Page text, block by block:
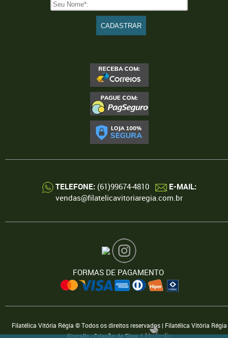
TELEFONE:(61)99674-4810
E-MAIL:
vendas@filatelicavitoriaregia.com.br
FORMAS DE PAGAMENTO
Filatélica Vitória Régia © Todos os direitos reservados | Filatélica Vitória Régia
Kryzalis - Criação de Sites |